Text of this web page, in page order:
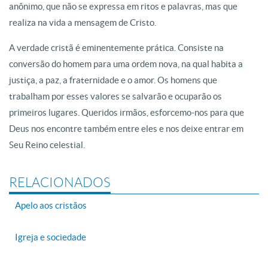
anônimo, que não se expressa em ritos e palavras, mas que
realiza na vida a mensagem de Cristo.
A verdade cristã é eminentemente prática. Consiste na
conversão do homem para uma ordem nova, na qual habita a
justiça, a paz, a fraternidade e o amor. Os homens que
trabalham por esses valores se salvarão e ocuparão os
primeiros lugares. Queridos irmãos, esforcemo-nos para que
Deus nos encontre também entre eles e nos deixe entrar em
Seu Reino celestial.
RELACIONADOS
Apelo aos cristãos
Igreja e sociedade